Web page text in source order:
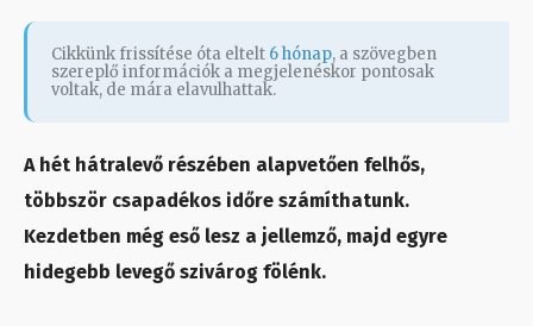
Cikkünk frissítése óta eltelt 6 hónap, a szövegben
szereplő információk a megjelenéskor pontosak
voltak, de mára elavulhattak.
A hét hátralevő részében alapvetően felhős,
többször csapadékos időre számíthatunk.
Kezdetben még eső lesz a jellemző, majd egyre
hidegebb levegő szivárog fölénk.